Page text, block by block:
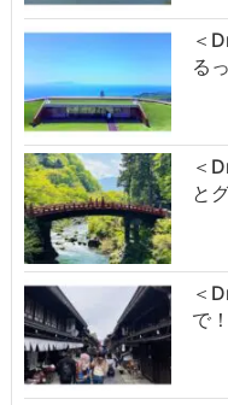
＜
る
＜
と
＜
で